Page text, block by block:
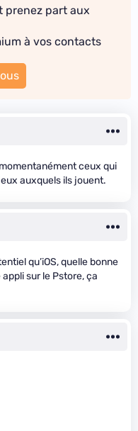
prenez part aux
à vos contacts
ceux qui
auxquels ils jouent.
qu’iOS, quelle bonne
sur le Pstore, ça